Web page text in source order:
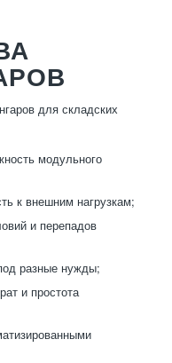
для складских
модульного
к внешним нагрузкам;
и перепадов
разные нужды;
и простота